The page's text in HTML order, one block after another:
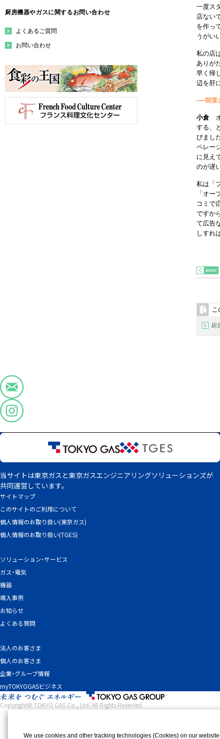
一度ス
店ない
を作っ
うがい
私の店
ありが
早く帰
辺を肝
──開業
小倉
する、
びまし
ペレー
に見え
のが遅
私は「
「オ
コミで
ですか
て広告
しすれ
こ
厨
厨房機器やガスに関するお問い合わせ
よくあるご質問
お問い合わせ
サイトマップ
このサイトのご利用について
個人情報のお取り扱い(東京ガス)
個人情報のお取り扱い(TGES)
ソリューション・サービス
ガス・電気
機器
導入事例
お知らせ
よくある質問
法人のお客さま
個人のお客さま
企業・グループ情報
myTOKYOGASビジネス
当サイトは東京ガスと東京ガスエンジニアリングソリューションズが
共同運営しています。
Copyright© TOKYO GAS Co., Ltd. All Rights Reserved.
We use cookies and other tracking technologies (Cookies) on our